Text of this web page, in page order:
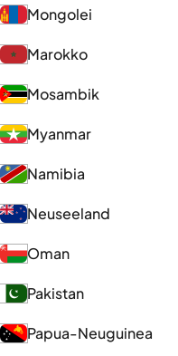
Mongolei
Marokko
Mosambik
Myanmar
Namibia
Neuseeland
Oman
Pakistan
Papua-Neuguinea